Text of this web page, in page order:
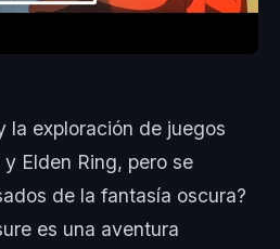
la exploración de juegos
y Elden Ring, pero se
de la fantasía oscura?
es una aventura